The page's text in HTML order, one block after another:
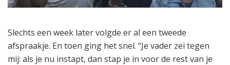
Slechts een week later volgde er al een tweede
afspraakje. En toen ging het snel. “Je vader zei tegen
mij: als je nu instapt, dan stap je in voor de rest van je